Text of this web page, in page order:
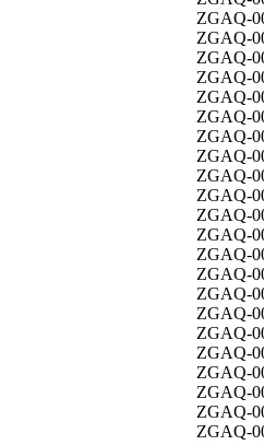
ZGAQ-
ZGAQ-
ZGAQ-
ZGAQ-
ZGAQ-
ZGAQ-
ZGAQ-
ZGAQ-
ZGAQ-
ZGAQ-
ZGAQ-
ZGAQ-
ZGAQ-
ZGAQ-
ZGAQ-
ZGAQ-
ZGAQ-
ZGAQ-
ZGAQ-
ZGAQ-
ZGAQ-
ZGAQ-